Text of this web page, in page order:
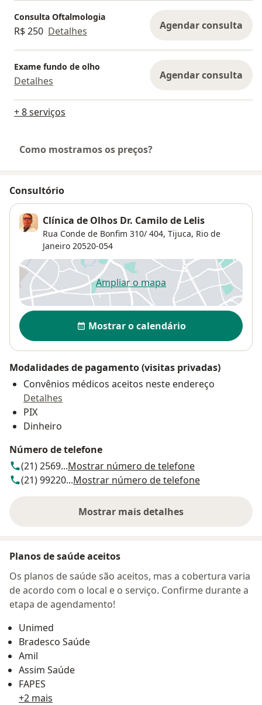
Consulta Oftalmologia
R$ 250 Detalhes Agendar consulta
Exame fundo de olho
Detalhes Agendar consulta
+ 8 serviços
Como mostramos os preços?
Consultório
Clínica de Olhos Dr. Camilo de Lelis
Rua Conde de Bonfim 310/ 404, Tijuca, Rio de
Janeiro 20520-054
Ampliar o mapaabre num novo separador
Disponibilidade
Mostrar o calendário
Modalidades de pagamento (visitas privadas)
Convênios médicos aceitos neste endereço
Detalhes
PIX
Dinheiro
Número de telefone
(21) 2569...Mostrar número de telefone
(21) 99220...Mostrar número de telefone
Mostrar mais detalhes
sobre o endereço
Planos de saúde aceitos
Os planos de saúde são aceitos, mas a cobertura varia
de acordo com o local e o serviço. Confirme durante a
etapa de agendamento!
Unimed
Bradesco Saúde
Amil
Assim Saúde
FAPES
+2 mais